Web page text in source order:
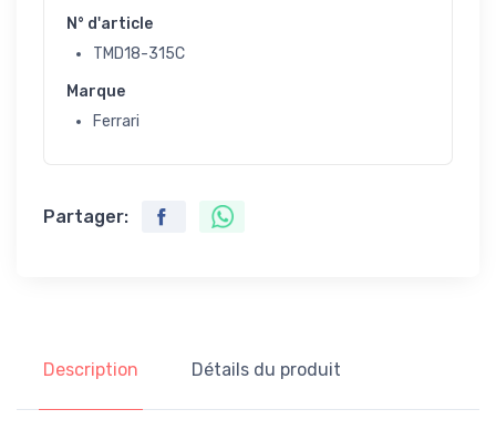
N° d'article
TMD18-315C
Marque
Ferrari
Partager:
Description Détails du produit